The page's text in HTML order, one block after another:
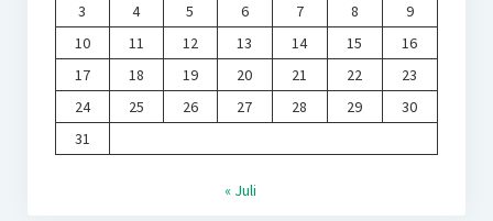
3
4 5 6 7 8
9
10
11 12 13 14 15
16
17
18 19 20 21 22
23
24
25 26 27 28 29
30
31
« Juli